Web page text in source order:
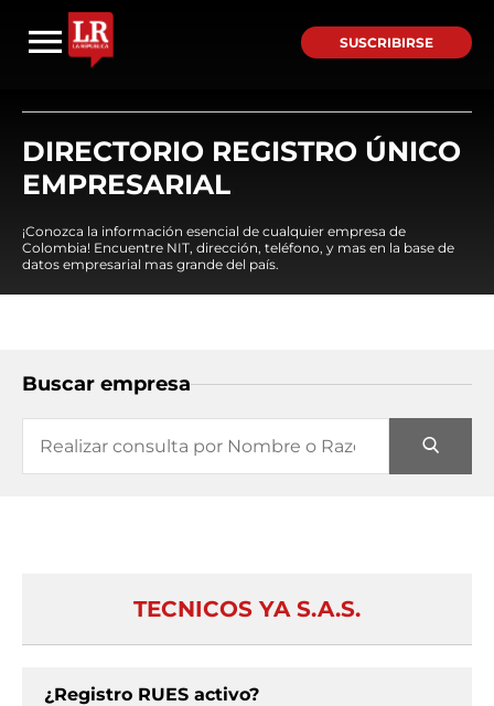
SUSCRIBIRSE
DIRECTORIO REGISTRO ÚNICO
EMPRESARIAL
¡Conozca la información esencial de cualquier empresa de
Colombia! Encuentre NIT, dirección, teléfono, y mas en la base de
datos empresarial mas grande del país.
Buscar empresa
TECNICOS YA S.A.S.
¿Registro RUES activo?